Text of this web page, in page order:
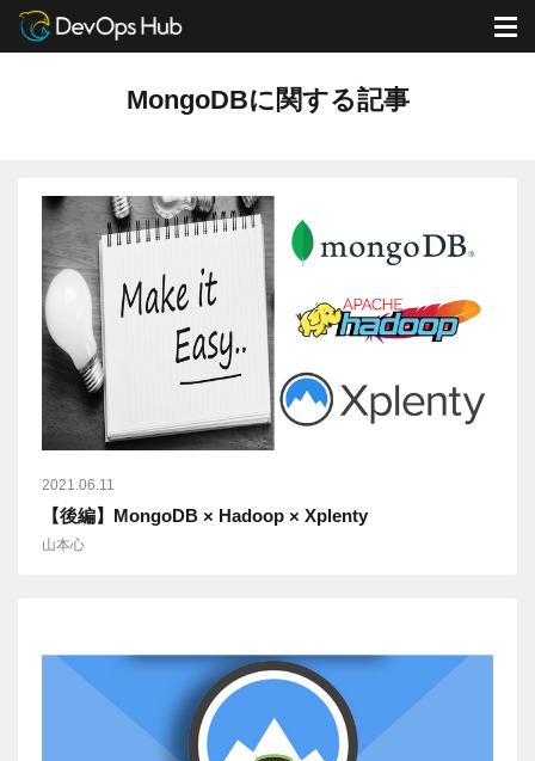
DevOps Hub ブログ MongoDBに関する記事
MongoDBに関する記事
2021.06.11
【後編】MongoDB × Hadoop × Xplenty
山本心